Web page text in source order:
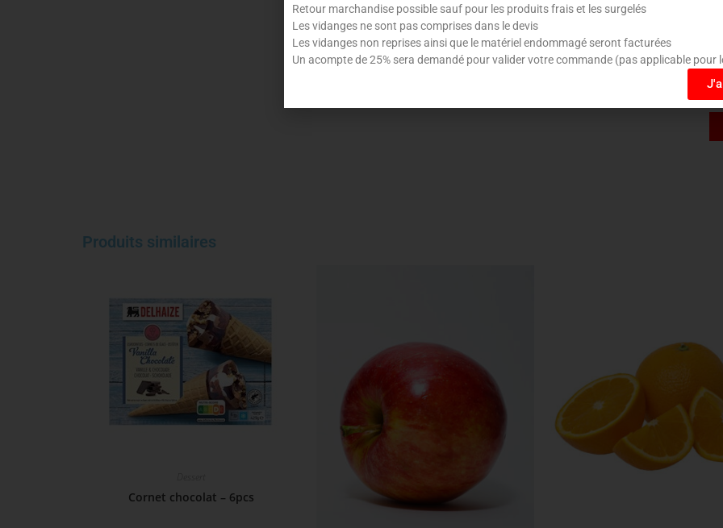
Enregistrer mon nom, mon e-mail et
navigateur pour mon prochain
Produits similaires
Cornet chocolat – 6pcs
Retour marchandise possible sauf pour les produits frais et les surgelés
Les vidanges ne sont pas comprises dans le devis
Les vidanges non reprises ainsi que le matériel endommagé seront facturées
Un acompte de 25% sera demandé pour valider votre commande (pas applicable pour